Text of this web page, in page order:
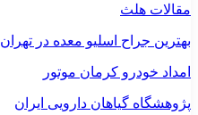
مقالات هلث
بهترین جراح اسلیو معده در تهران
امداد خودرو کرمان موتور
پژوهشگاه گیاهان دارویی ایران